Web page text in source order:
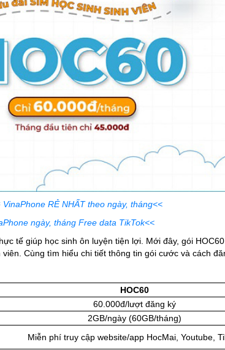
RẺ NHẤT theo ngày, tháng<<
ngày, tháng Free data TikTok<<
tế giúp học sinh ôn luyện tiện lợi. Mới đây, gói
Cùng tìm hiểu chi tiết thông tin gói cước và cách
HOC60
60.000đ/lượt đăng ký
2GB/ngày (60GB/tháng)
Miễn phí truy cập website/app HocMai, Youtube,